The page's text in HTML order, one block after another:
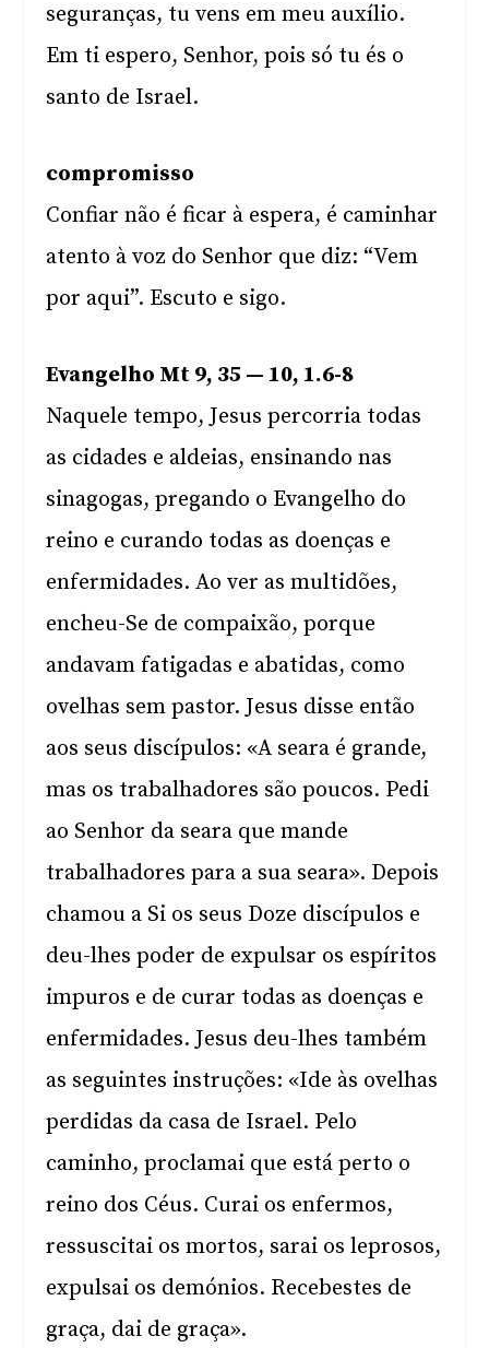
seguranças, tu vens em meu auxílio.
Em ti espero, Senhor, pois só tu és o
santo de Israel.
compromisso
Confiar não é ficar à espera, é caminhar
atento à voz do Senhor que diz: “Vem
por aqui”. Escuto e sigo.
Evangelho Mt 9, 35 — 10, 1.6-8
Naquele tempo, Jesus percorria todas
as cidades e aldeias, ensinando nas
sinagogas, pregando o Evangelho do
reino e curando todas as doenças e
enfermidades. Ao ver as multidões,
encheu-Se de compaixão, porque
andavam fatigadas e abatidas, como
ovelhas sem pastor. Jesus disse então
aos seus discípulos: «A seara é grande,
mas os trabalhadores são poucos. Pedi
ao Senhor da seara que mande
trabalhadores para a sua seara». Depois
chamou a Si os seus Doze discípulos e
deu-lhes poder de expulsar os espíritos
impuros e de curar todas as doenças e
enfermidades. Jesus deu-lhes também
as seguintes instruções: «Ide às ovelhas
perdidas da casa de Israel. Pelo
caminho, proclamai que está perto o
reino dos Céus. Curai os enfermos,
ressuscitai os mortos, sarai os leprosos,
expulsai os demónios. Recebestes de
graça, dai de graça».